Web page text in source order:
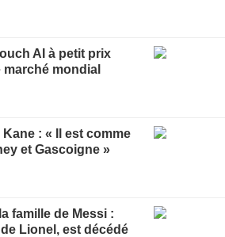
AI à petit prix
mondial
: « Il est comme
et Gascoigne »
famille de Messi :
Lionel, est décédé